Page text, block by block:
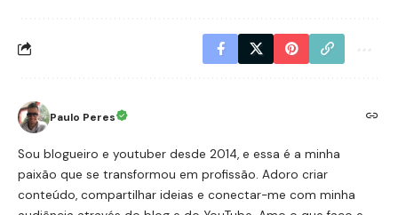
Paulo Peres
Sou blogueiro e youtuber desde 2014, e essa é a minha
paixão que se transformou em profissão. Adoro criar
conteúdo, compartilhar ideias e conectar-me com minha